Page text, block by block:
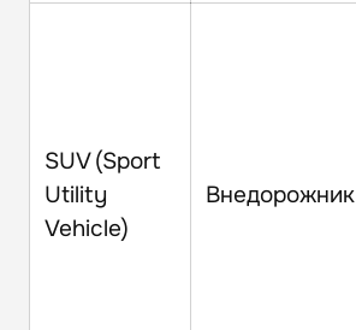
SUV (Sport
Utility
Vehicle)
Внедорожник